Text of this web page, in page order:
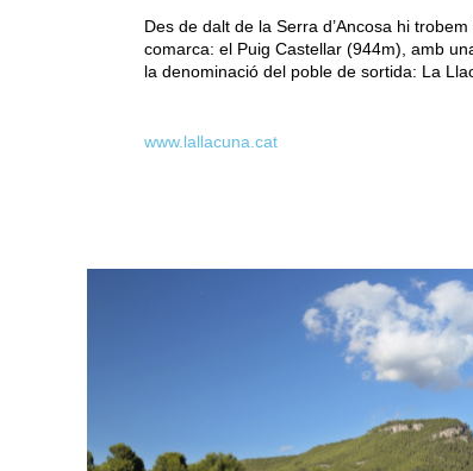
Des de dalt de la Serra d’Ancosa hi
comarca: el Puig Castellar (944m), amb
la denominació del poble de sortida: La
www.lallacuna.cat